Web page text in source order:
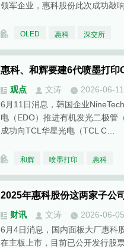
领军企业，惠科股份此次成功敲
OLED 惠科 深交所
惠科、和辉要建6代喷墨打印
观点 文涛
2026-06-11
6月11日消息，韩国企业
电（EDO）推进有机发光二极管
成功向TCL华星光电（TCL C…
和辉 喷墨打印 惠科
2025年惠科股份这两家子公
财讯 文涛
2026-06-05
6月4日消息，国内面板大厂惠科
在主板上市，目前已公开发行股